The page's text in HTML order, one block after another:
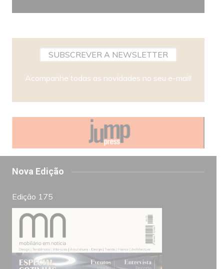
SUBSCREVER A NEWSLETTER
Acompanhe todas as novidades no seu e-mail!
Nova Edição
Edição 175